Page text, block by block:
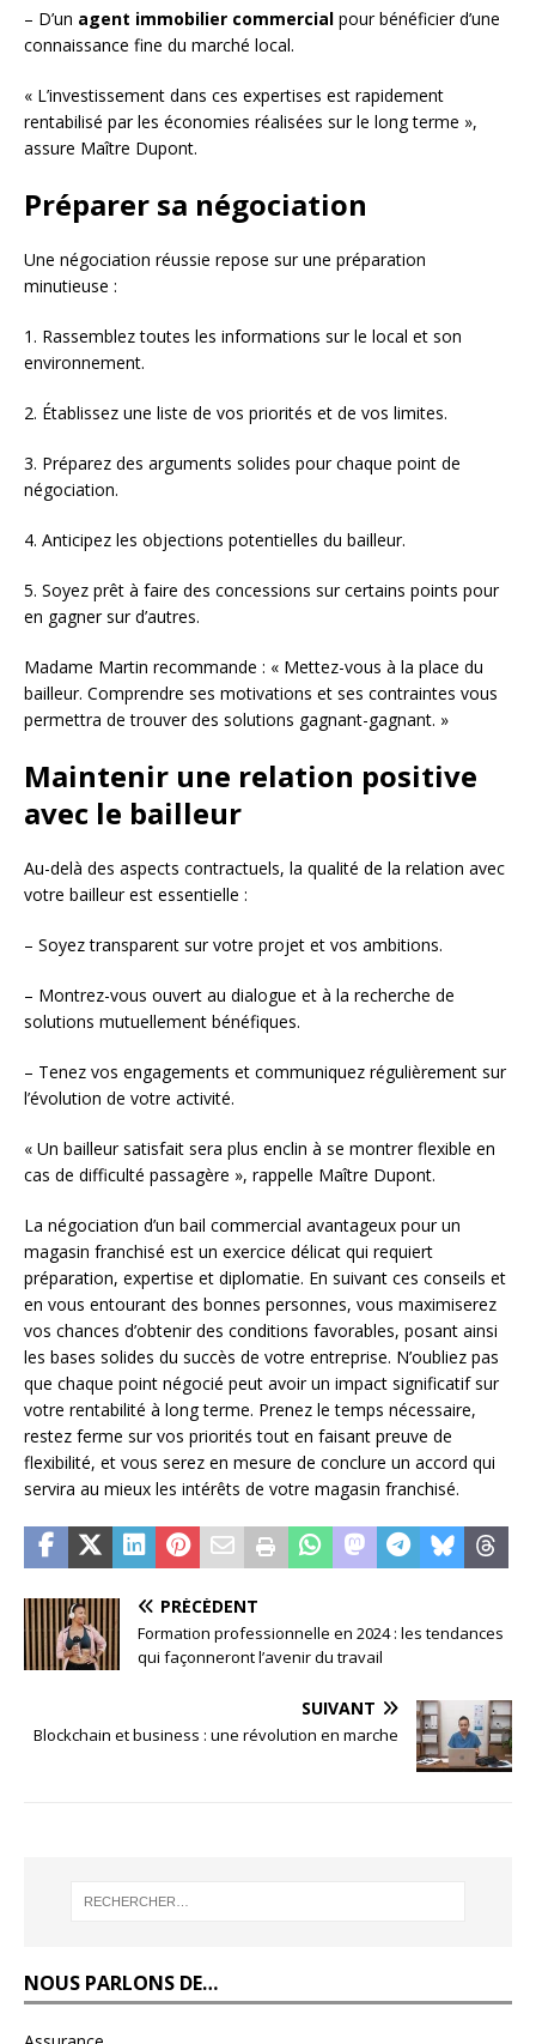
– D’un agent immobilier commercial pour bénéficier d’une
connaissance fine du marché local.
« L’investissement dans ces expertises est rapidement
rentabilisé par les économies réalisées sur le long terme »,
assure Maître Dupont.
Préparer sa négociation
Une négociation réussie repose sur une préparation
minutieuse :
1. Rassemblez toutes les informations sur le local et son
environnement.
2. Établissez une liste de vos priorités et de vos limites.
3. Préparez des arguments solides pour chaque point de
négociation.
4. Anticipez les objections potentielles du bailleur.
5. Soyez prêt à faire des concessions sur certains points pour
en gagner sur d’autres.
Madame Martin recommande : « Mettez-vous à la place du
bailleur. Comprendre ses motivations et ses contraintes vous
permettra de trouver des solutions gagnant-gagnant. »
Maintenir une relation positive
avec le bailleur
Au-delà des aspects contractuels, la qualité de la relation avec
votre bailleur est essentielle :
– Soyez transparent sur votre projet et vos ambitions.
– Montrez-vous ouvert au dialogue et à la recherche de
solutions mutuellement bénéfiques.
– Tenez vos engagements et communiquez régulièrement sur
l’évolution de votre activité.
« Un bailleur satisfait sera plus enclin à se montrer flexible en
cas de difficulté passagère », rappelle Maître Dupont.
La négociation d’un bail commercial avantageux pour un
magasin franchisé est un exercice délicat qui requiert
préparation, expertise et diplomatie. En suivant ces conseils et
en vous entourant des bonnes personnes, vous maximiserez
vos chances d’obtenir des conditions favorables, posant ainsi
les bases solides du succès de votre entreprise. N’oubliez pas
que chaque point négocié peut avoir un impact significatif sur
votre rentabilité à long terme. Prenez le temps nécessaire,
restez ferme sur vos priorités tout en faisant preuve de
flexibilité, et vous serez en mesure de conclure un accord qui
servira au mieux les intérêts de votre magasin franchisé.
PRÉCÉDENT
Formation professionnelle en 2024 : les tendances
qui façonneront l’avenir du travail
SUIVANT
Blockchain et business : une révolution en marche
NOUS PARLONS DE…